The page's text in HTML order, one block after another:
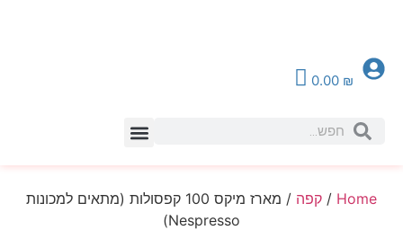
0.00 ₪
Home
/ קפה
/ מארז מיקס 100 קפסולות (מתאים למכונות
Nespresso)